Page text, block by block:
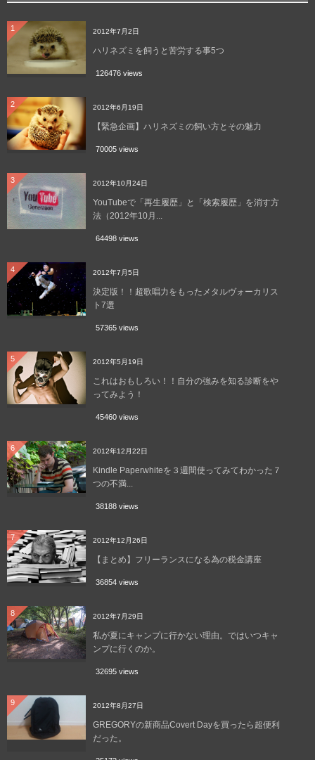
1 2012年7月2日
ハリネズミを飼うと苦労する事5つ
126476 views
2 2012年6月19日
【緊急企画】ハリネズミの飼い方とその魅力
70005 views
3 2012年10月24日
YouTubeで「再生履歴」と「検索履歴」を消す方
法（2012年10月...
64498 views
4 2012年7月5日
決定版！！超歌唱力をもったメタルヴォーカリス
ト7選
57365 views
5 2012年5月19日
これはおもしろい！！自分の強みを知る診断をや
ってみよう！
45460 views
6 2012年12月22日
Kindle Paperwhiteを３週間使ってみてわかった７
つの不満...
38188 views
7 2012年12月26日
【まとめ】フリーランスになる為の税金講座
36854 views
8 2012年7月29日
私が夏にキャンプに行かない理由。ではいつキャ
ンプに行くのか。
32695 views
9 2012年8月27日
GREGORYの新商品Covert Dayを買ったら超便利
だった。